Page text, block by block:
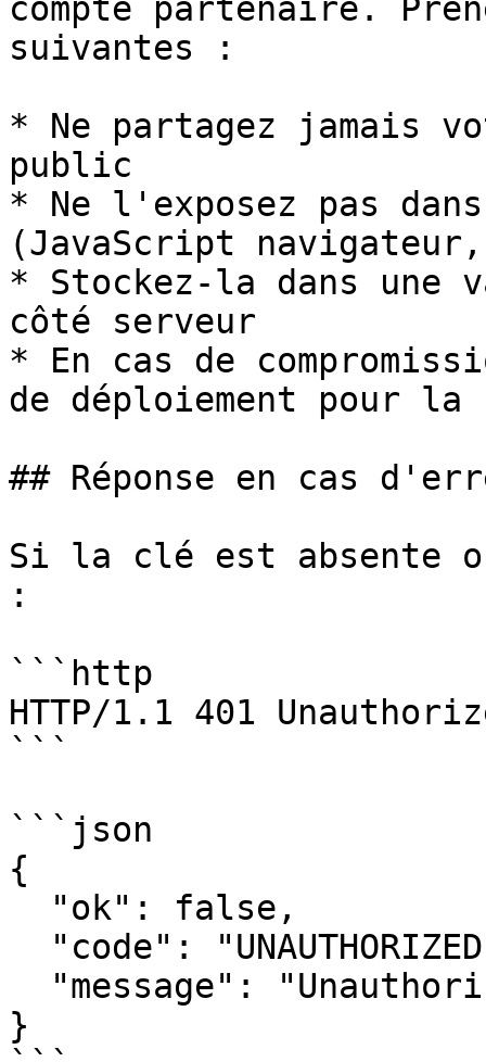
compte partenaire.
suivantes :
* Ne partagez jamais
public
* Ne l'exposez pas
(JavaScript
* Stockez-la dans une
côté serveur
* En cas de
de déploiement pour la
## Réponse en cas
Si la clé est absente
:
```http
HTTP/1.1 401
```
```json
{
}